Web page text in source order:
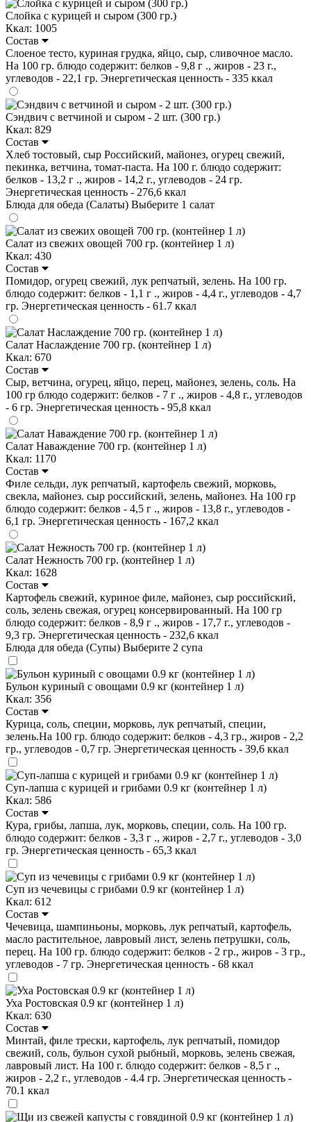
Слойка с курицей и сыром (300 гр.)
Ккал: 1005
Состав
Слоеное тесто, куриная грудка, яйцо, сыр, сливочное масло.
На 100 гр. блюдо содержит: белков - 9,8 г ., жиров - 23 г.,
углеводов - 22,1 гр. Энергетическая ценность - 335 ккал
Сэндвич с ветчиной и сыром - 2 шт. (300 гр.)
Ккал: 829
Состав
Хлеб тостовый, сыр Российский, майонез, огурец свежий,
пекинка, ветчина, томат-паста. На 100 г. блюдо содержит:
белков - 13,2 г ., жиров - 14,2 г., углеводов - 24 гр.
Энергетическая ценность - 276,6 ккал
Блюда для обеда (Салаты) Выберите 1 салат
Салат из свежих овощей 700 гр. (контейнер 1 л)
Ккал: 430
Состав
Помидор, огурец свежий, лук репчатый, зелень. На 100 гр.
блюдо содержит: белков - 1,1 г ., жиров - 4,4 г., углеводов - 4,7
гр. Энергетическая ценность - 61.7 ккал
Салат Наслаждение 700 гр. (контейнер 1 л)
Ккал: 670
Состав
Сыр, ветчина, огурец, яйцо, перец, майонез, зелень, соль. На
100 гр блюдо содержит: белков - 7 г ., жиров - 4,8 г., углеводов
- 6 гр. Энергетическая ценность - 95,8 ккал
Салат Наваждение 700 гр. (контейнер 1 л)
Ккал: 1170
Состав
Филе сельди, лук репчатый, картофель свежий, морковь,
свекла, майонез. сыр российский, зелень, майонез. На 100 гр
блюдо содержит: белков - 4,5 г ., жиров - 13,8 г., углеводов -
6,1 гр. Энергетическая ценность - 167,2 ккал
Салат Нежность 700 гр. (контейнер 1 л)
Ккал: 1628
Состав
Картофель свежий, куриное филе, майонез, сыр российский,
соль, зелень свежая, огурец консервированный. На 100 гр
блюдо содержит: белков - 8,9 г ., жиров - 17,7 г., углеводов -
9,3 гр. Энергетическая ценность - 232,6 ккал
Блюда для обеда (Супы) Выберите 2 супа
Бульон куриный с овощами 0.9 кг (контейнер 1 л)
Ккал: 356
Состав
Курица, соль, специи, морковь, лук репчатый, специи,
зелень.На 100 гр. блюдо содержит: белков - 4,3 гр., жиров - 2,2
гр., углеводов - 0,7 гр. Энергетическая ценность - 39,6 ккал
Суп-лапша с курицей и грибами 0.9 кг (контейнер 1 л)
Ккал: 586
Состав
Кура, грибы, лапша, лук, морковь, специи, соль. На 100 гр.
блюдо содержит: белков - 3,3 г ., жиров - 2,7 г., углеводов - 3,0
гр. Энергетическая ценность - 65,3 ккал
Суп из чечевицы с грибами 0.9 кг (контейнер 1 л)
Ккал: 612
Состав
Чечевица, шампиньоны, морковь, лук репчатый, картофель,
масло растительное, лавровый лист, зелень петрушки, соль,
перец. На 100 гр. блюдо содержит: белков - 2 гр., жиров - 3 гр.,
углеводов - 7 гр. Энергетическая ценность - 68 ккал
Уха Ростовская 0.9 кг (контейнер 1 л)
Ккал: 630
Состав
Минтай, филе трески, картофель, лук репчатый, помидор
свежий, соль, бульон сухой рыбный, морковь, зелень свежая,
лавровый лист. На 100 г. блюдо содержит: белков - 8,5 г .,
жиров - 2,2 г., углеводов - 4.4 гр. Энергетическая ценность -
70.1 ккал